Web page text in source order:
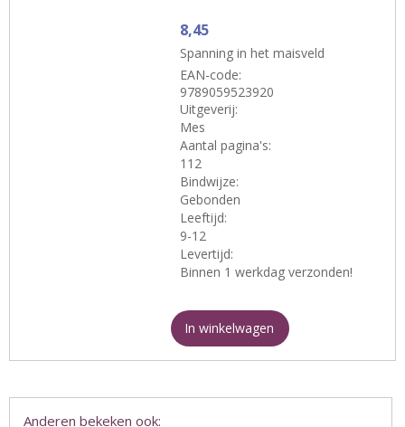
8,45
Spanning in het maisveld
EAN-code:
9789059523920
Uitgeverij:
Mes
Aantal pagina's:
112
Bindwijze:
Gebonden
Leeftijd:
9-12
Levertijd:
Binnen 1 werkdag verzonden!
In winkelwagen
Anderen bekeken ook: